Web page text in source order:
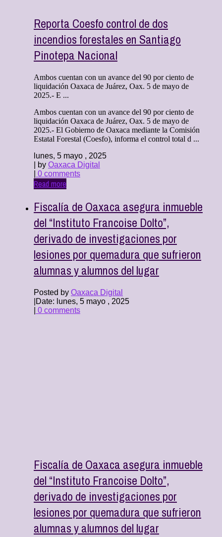
Reporta Coesfo control de dos
incendios forestales en Santiago
Pinotepa Nacional
Ambos cuentan con un avance del 90 por ciento de
liquidación Oaxaca de Juárez, Oax. 5 de mayo de
2025.- E ...
Ambos cuentan con un avance del 90 por ciento de
liquidación Oaxaca de Juárez, Oax. 5 de mayo de
2025.- El Gobierno de Oaxaca mediante la Comisión
Estatal Forestal (Coesfo), informa el control total d ...
lunes, 5 mayo , 2025
| by Oaxaca Digital
0 comments
Read more
Fiscalía de Oaxaca asegura inmueble
del “Instituto Francoise Dolto”,
derivado de investigaciones por
lesiones por quemadura que sufrieron
alumnas y alumnos del lugar
Posted by Oaxaca Digital
Date: lunes, 5 mayo , 2025
0 comments
Fiscalía de Oaxaca asegura inmueble
del “Instituto Francoise Dolto”,
derivado de investigaciones por
lesiones por quemadura que sufrieron
alumnas y alumnos del lugar